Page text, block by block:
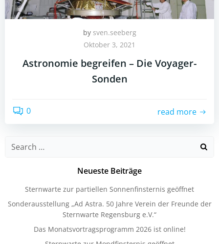
by sven.seeberg
Oktober 3, 2021
Astronomie begreifen – Die Voyager-
Sonden
0 read more
Search
Neueste Beiträge
Sternwarte zur partiellen Sonnenfinsternis geöffnet
Sonderausstellung „Ad Astra. 50 Jahre Verein der Freunde der
Sternwarte Regensburg e.V.“
Das Monatsvortragsprogramm 2026 ist online!